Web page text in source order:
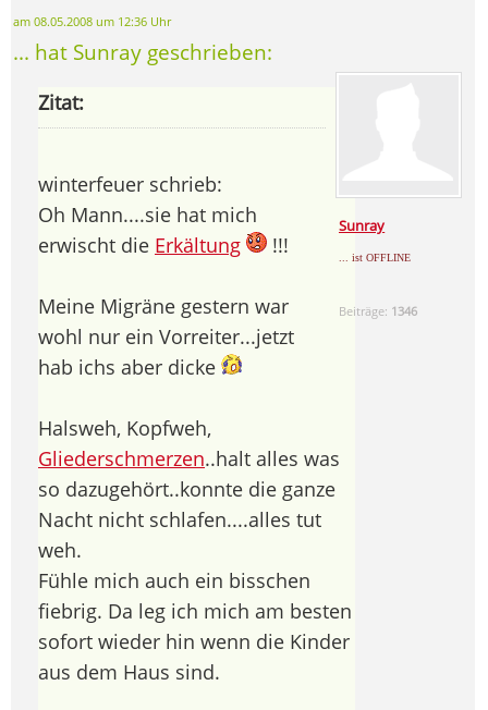
am 08.05.2008 um 12:36 Uhr
... hat Sunray geschrieben:
Sunray
... ist OFFLINE
Beiträge: 1346
Zitat:
winterfeuer schrieb:
Oh Mann....sie hat mich
erwischt die Erkältung !!!
Meine Migräne gestern war
wohl nur ein Vorreiter...jetzt
hab ichs aber dicke
Halsweh, Kopfweh,
Gliederschmerzen..halt alles was
so dazugehört..konnte die ganze
Nacht nicht schlafen....alles tut
weh.
Fühle mich auch ein bisschen
fiebrig. Da leg ich mich am besten
sofort wieder hin wenn die Kinder
aus dem Haus sind.